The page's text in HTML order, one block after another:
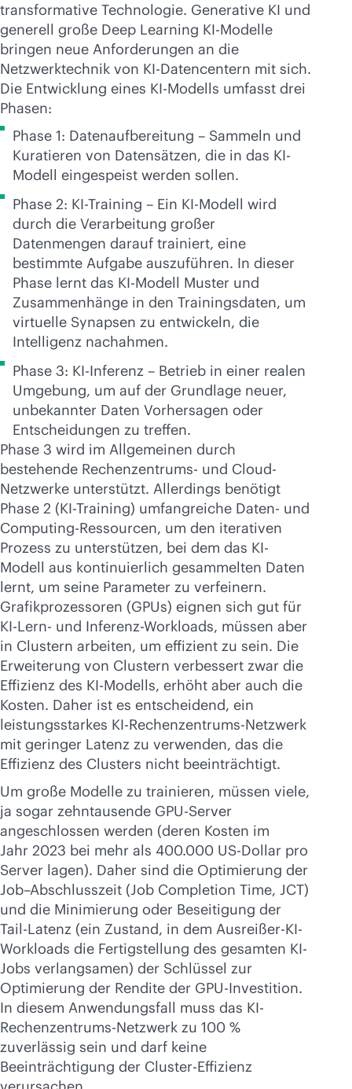
transformative Technologie. Generative KI und
generell große Deep Learning KI-Modelle
bringen neue Anforderungen an die
Netzwerktechnik von KI-Datencentern mit sich.
Die Entwicklung eines KI-Modells umfasst drei
Phasen:
Phase 1: Datenaufbereitung – Sammeln und
Kuratieren von Datensätzen, die in das KI-
Modell eingespeist werden sollen.
Phase 2: KI-Training – Ein KI-Modell wird
durch die Verarbeitung großer
Datenmengen darauf trainiert, eine
bestimmte Aufgabe auszuführen. In dieser
Phase lernt das KI-Modell Muster und
Zusammenhänge in den Trainingsdaten, um
virtuelle Synapsen zu entwickeln, die
Intelligenz nachahmen.
Phase 3: KI-Inferenz – Betrieb in einer realen
Umgebung, um auf der Grundlage neuer,
unbekannter Daten Vorhersagen oder
Entscheidungen zu treffen.
Phase 3 wird im Allgemeinen durch
bestehende Rechenzentrums- und Cloud-
Netzwerke unterstützt. Allerdings benötigt
Phase 2 (KI-Training) umfangreiche Daten- und
Computing-Ressourcen, um den iterativen
Prozess zu unterstützen, bei dem das KI-
Modell aus kontinuierlich gesammelten Daten
lernt, um seine Parameter zu verfeinern.
Grafikprozessoren (GPUs) eignen sich gut für
KI-Lern- und Inferenz-Workloads, müssen aber
in Clustern arbeiten, um effizient zu sein. Die
Erweiterung von Clustern verbessert zwar die
Effizienz des KI-Modells, erhöht aber auch die
Kosten. Daher ist es entscheidend, ein
leistungsstarkes KI-Rechenzentrums-Netzwerk
mit geringer Latenz zu verwenden, das die
Effizienz des Clusters nicht beeinträchtigt.
Um große Modelle zu trainieren, müssen viele,
ja sogar zehntausende GPU-Server
angeschlossen werden (deren Kosten im
Jahr 2023 bei mehr als 400.000 US-Dollar pro
Server lagen). Daher sind die Optimierung der
Job–Abschlusszeit (Job Completion Time, JCT)
und die Minimierung oder Beseitigung der
Tail-Latenz (ein Zustand, in dem Ausreißer-KI-
Workloads die Fertigstellung des gesamten KI-
Jobs verlangsamen) der Schlüssel zur
Optimierung der Rendite der GPU-Investition.
In diesem Anwendungsfall muss das KI-
Rechenzentrums-Netzwerk zu 100 %
zuverlässig sein und darf keine
Beeinträchtigung der Cluster-Effizienz